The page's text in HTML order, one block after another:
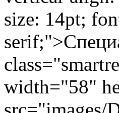
size: 14pt;
width="58"